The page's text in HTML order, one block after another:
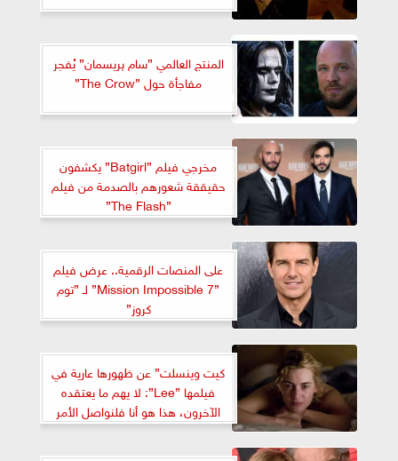
المنتج العالمي ”سام پريسمان” يُفجر
مفاجأة حول ”The Crow”
مخرجي فيلم ”Batgirl” يكشفون
حقيققة شعورهم بالصدمة من فيلم
”The Flash”
على المنصات الرقمية.. عرض فيلم
”Mission Impossible 7” لـ ”توم
كروز”
كيت وينسلت” عن ظهورها عارية في
فيلمها ”Lee”: لا يهم ما يعتقده
الآخرون، هذا هو أنا فلنواصل الأمر